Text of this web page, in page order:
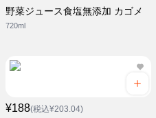
野菜ジュース食塩無添加 カゴメ
720ml
¥188(税込¥203.04)